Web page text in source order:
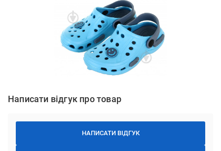
Написати відгук про товар
НАПИСАТИ ВІДГУК